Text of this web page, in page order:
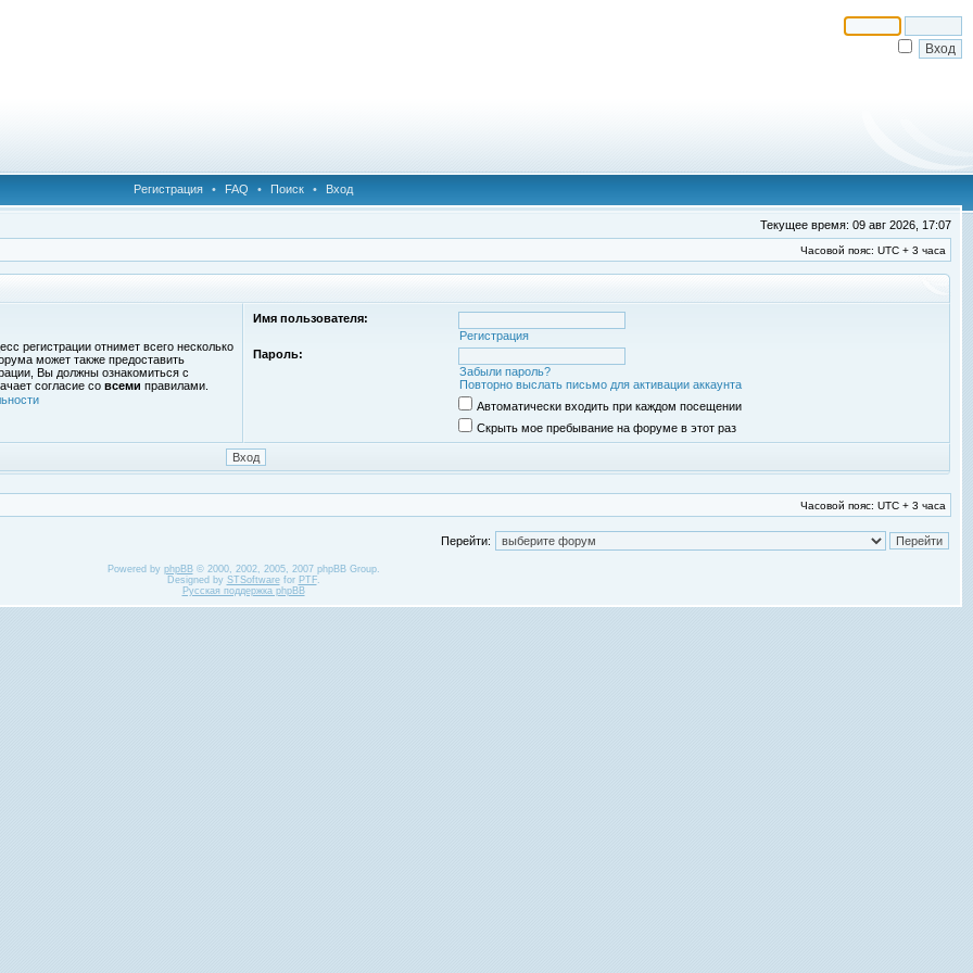
Регистрация • FAQ • Поиск • Вход
Текущее время: 09 авг 2026, 17:07
Часовой пояс: UTC + 3 часа
регистрации отнимет всего несколько
может также предоставить
Вы должны ознакомиться с
согласие со всеми правилами.
Имя пользователя:
Регистрация
Пароль:
Забыли пароль?
Повторно выслать письмо для активации аккаунта
Автоматически входить при каждом посещении
Скрыть мое пребывание на форуме в этот раз
Часовой пояс: UTC + 3 часа
Перейти:
Powered by phpBB© 2000, 2002, 2005, 2007 phpBB Group.
Designed by STSoftwarefor PTF.
Русская поддержка phpBB